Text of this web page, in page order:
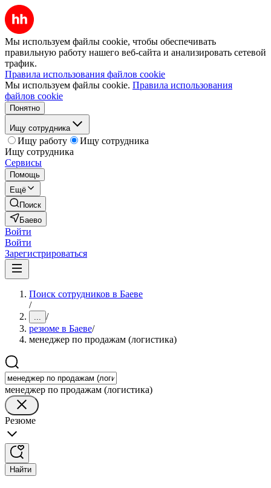
Мы используем файлы cookie, чтобы обеспечивать
правильную работу нашего веб-сайта и анализировать сетевой
трафик.
Правила использования файлов cookie
Мы используем файлы cookie. Правила использования
файлов cookie
Понятно
Ищу сотрудника
Ищу работу
Ищу сотрудника
Ищу сотрудника
Сервисы
Помощь
Ещё
Поиск
Баево
Войти
Войти
Зарегистрироваться
Поиск сотрудников в Баеве
/
... /
резюме в Баеве/
менеджер по продажам (логистика)
менеджер по продажам (логистика)
Резюме
Найти